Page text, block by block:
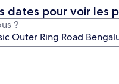
dates pour voir les
?